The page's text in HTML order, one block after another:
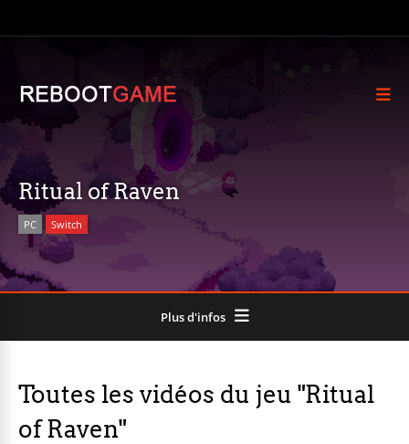
Ritual of Raven
PC Switch
Plus d'infos
Toutes les vidéos du jeu "Ritual
of Raven"